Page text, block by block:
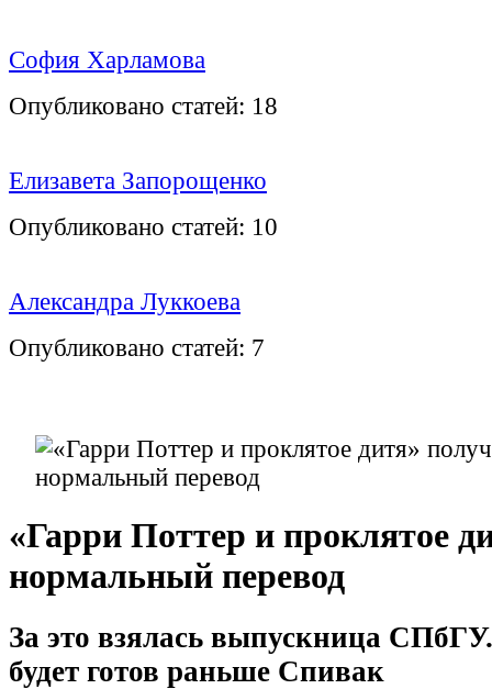
София Харламова
Опубликовано статей: 18
Елизавета Запорощенко
Опубликовано статей: 10
Александра Луккоева
Опубликовано статей: 7
«Гарри Поттер и проклятое
нормальный перевод
За это взялась выпускница
будет готов раньше Спивак